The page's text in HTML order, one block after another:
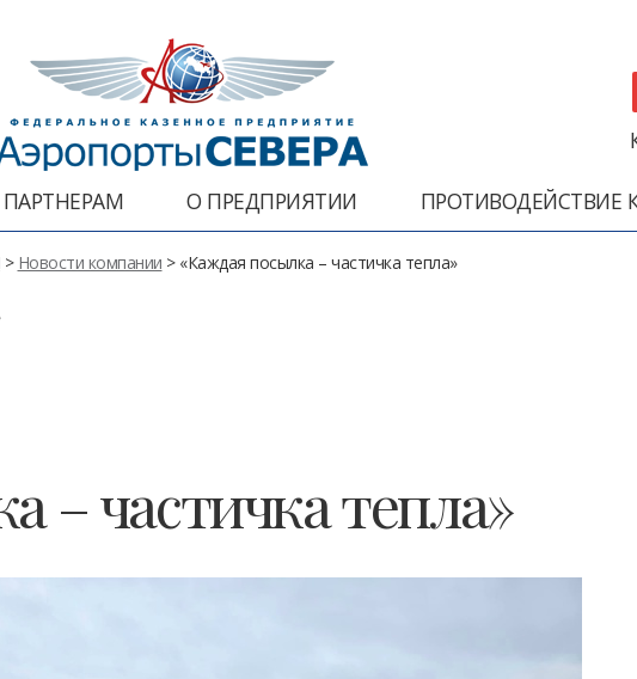
ПАРТНЕРАМ О ПРЕДПРИЯТИИ ПРОТИВОДЕЙСТВИЕ
> Новости компании > «Каждая посылка – частичка тепла»
– частичка тепла»